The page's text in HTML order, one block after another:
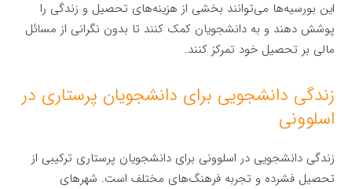
این بورسیه‌ها می‌توانند بخشی از هزینه‌های تحصیل و زندگی را
پوشش دهند و به دانشجویان کمک کنند تا بدون نگرانی از مسائل
مالی بر تحصیل خود تمرکز کنند.
زندگی دانشجویی برای دانشجویان پرستاری در
اسلوونی
زندگی دانشجویی در اسلوونی برای دانشجویان پرستاری ترکیبی از
تحصیل فشرده و تجربه فرهنگ‌های مختلف است. شهرهای